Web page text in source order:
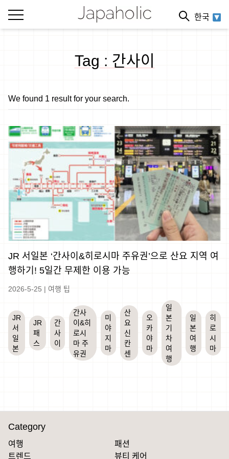
한국
Tag : 간사이
We found 1 result for your search.
JR 서일본 ‘간사이&히로시마 주유권’으로 산요 지역 여
행하기! 5일간 무제한 이용 가능
2026-5-25 | 여행 팁
JR
서
일
본
JR
패
스
간
사
이
간사
이&히
로시
마 주
유권
미
야
지
마
산
요
신
칸
센
오
카
야
마
일
본
기
차
여
행
일
본
여
행
히
로
시
마
Category
여행
패션
트렌드
뷰티 케어